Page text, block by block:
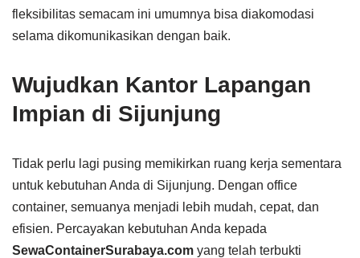
fleksibilitas semacam ini umumnya bisa diakomodasi
selama dikomunikasikan dengan baik.
Wujudkan Kantor Lapangan
Impian di Sijunjung
Tidak perlu lagi pusing memikirkan ruang kerja sementara
untuk kebutuhan Anda di Sijunjung. Dengan office
container, semuanya menjadi lebih mudah, cepat, dan
efisien. Percayakan kebutuhan Anda kepada
SewaContainerSurabaya.com yang telah terbukti